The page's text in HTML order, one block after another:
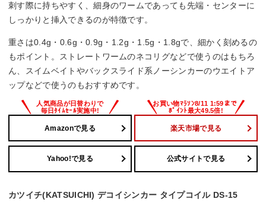
刺す際に持ちやすく、細身のワームであっても先端・センターに
しっかりと挿入できるのが特徴です。
重さは0.4g・0.6g・0.9g・1.2g・1.5g・1.8gで、細かく刻めるの
もポイント。ストレートワームのネコリグなどで使うのはもちろ
ん、スイムベイトやバックスライド系ノーシンカーのウエイトア
ップなどで使うのもおすすめです。
Amazonで見る 楽天市場で見る
Yahoo!で見る 公式サイトで見る
カツイチ(KATSUICHI) デコイシンカー タイプコイル DS-15